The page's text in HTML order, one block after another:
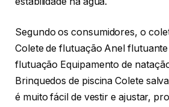
Segundo os consumidores, o
Colete de flutuação Anel flutuante
flutuação Equipamento de
Brinquedos de piscina Colete
é muito fácil de vestir e ajustar,